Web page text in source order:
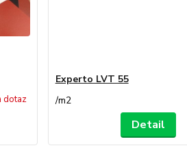
dotaz
Experto LVT 55
/m2
Detail